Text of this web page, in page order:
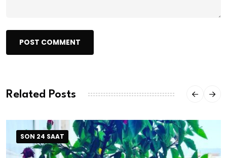
POST COMMENT
Related Posts
SON 24 SAAT